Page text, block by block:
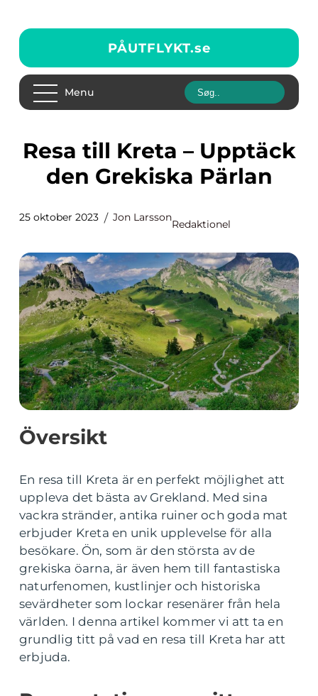
PÅUTFLYKT.se
Menu
Resa till Kreta – Upptäck
den Grekiska Pärlan
25 oktober 2023 Jon Larsson
Redaktionel
Översikt
En resa till Kreta är en perfekt möjlighet att
uppleva det bästa av Grekland. Med sina
vackra stränder, antika ruiner och goda mat
erbjuder Kreta en unik upplevelse för alla
besökare. Ön, som är den största av de
grekiska öarna, är även hem till fantastiska
naturfenomen, kustlinjer och historiska
sevärdheter som lockar resenärer från hela
världen. I denna artikel kommer vi att ta en
grundlig titt på vad en resa till Kreta har att
erbjuda.